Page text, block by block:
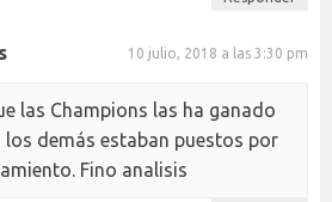
10 julio, 2018 a las 3:30 pm
las Champions las ha ganado
los demás estaban puestos por
Fino analisis